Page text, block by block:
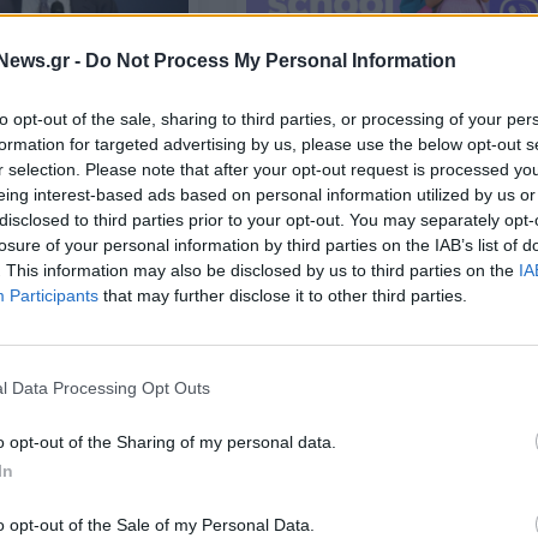
- Do Not Process My Personal Information
opt-out of the sale, sharing to third parties, or processing of your
for targeted advertising by us, please use the below opt-out
selection. Please note that after your opt-out request is processed
interest-based ads based on personal information utilized by us
to third parties prior to your opt-out. You may separately
of your personal information by third parties on the IAB’s list of
This information may also be disclosed by us to third parties on the
Participants that may further disclose it to other third parties.
Data Processing Opt Outs
opt-out of the Sharing of my personal data.
opt-out of the Sale of my Personal Data.
πανεπιστήμιο
σχολείο
Viber: Τι προσφέρει στους
για να κάνει πιο εύκολη την
επιστροφή στο σχολείο
08/09/2023 - 09:04
15χρονη σε
Σερβία: 14χρονος άνοιξε πυρ σε